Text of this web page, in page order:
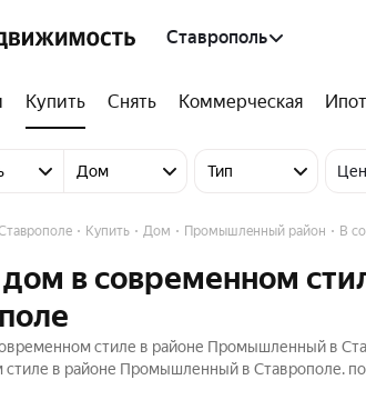
Ставрополь
Купить Снять Коммерческая
Дом Тип
Купить Дом Промышленный район В
дом в современном
стиле в районе Промышленный в
стиле в районе Промышленный в Ставрополе.